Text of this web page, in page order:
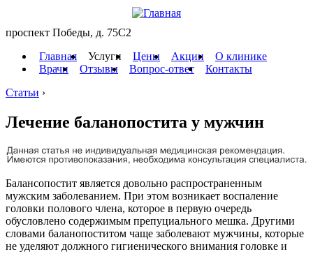
проспект Победы, д. 75C2
Главная
Услуги Цены Акции
О клинике
Врачи
Отзывы Вопрос-ответ
Контакты
Статьи ›
Лечение баланопостита у мужчин
Балансопостит является довольно распространенным
мужским заболеванием. При этом возникает воспаление
головки полового члена, которое в первую очередь
обусловлено содержимым препуциального мешка. Другими
словами баланопоститом чаще заболевают мужчины, которые
не уделяют должного гигиенического внимания головке и